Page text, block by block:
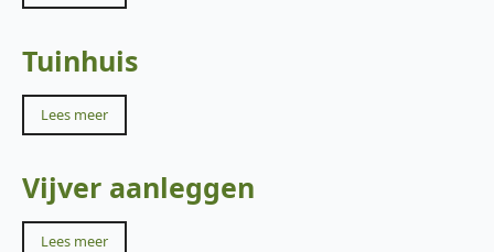
Tuinhuis
Lees meer
Vijver aanleggen
Lees meer